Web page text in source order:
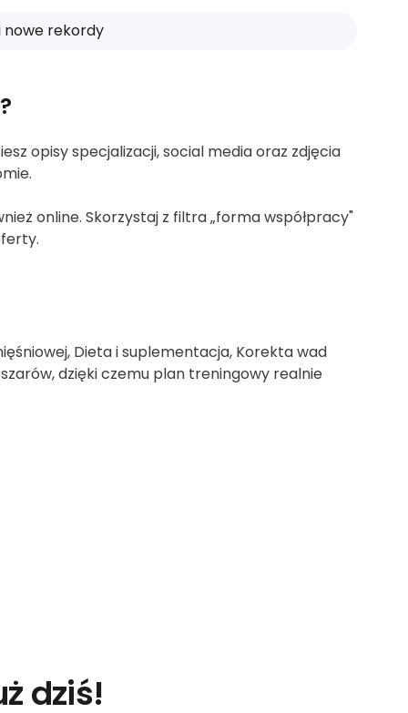
nowe rekordy
opisy specjalizacji, social media oraz zdjęcia
online. Skorzystaj z filtra „forma współpracy"
Dieta i suplementacja, Korekta wad
dzięki czemu plan treningowy realnie
dziś!